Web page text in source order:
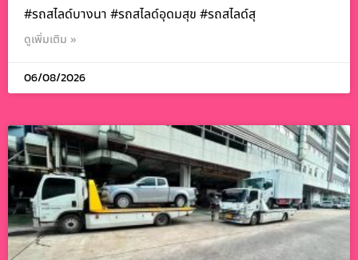
#รถสไลด์บางนา #รถสไลด์อุดมสุข #รถสไลด์สุ
ดูเพิ่มเติม »
06/08/2026